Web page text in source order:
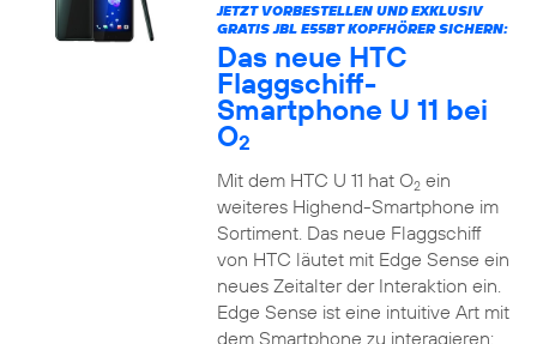
JETZT VORBESTELLEN UND EXKLUSIV
GRATIS JBL E55BT KOPFHÖRER SICHERN:
Das neue HTC
Flaggschiff-
Smartphone U 11 bei
O2
Mit dem HTC U 11 hat O2ein
weiteres Highend-Smartphone im
Sortiment. Das neue Flaggschiff
von HTC läutet mit Edge Sense ein
neues Zeitalter der Interaktion ein.
Edge Sense ist eine intuitive Art mit
dem Smartphone zu interagieren: